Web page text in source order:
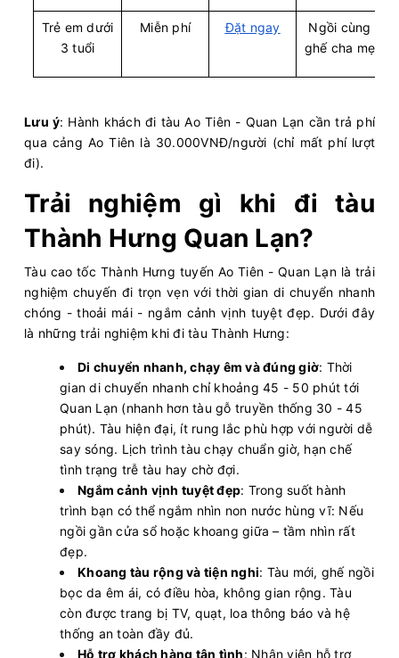
Trẻ em dưới
3 tuổi
Miễn phí Đặt ngay
Ngồi cùng
ghế cha mẹ
Lưu ý: Hành khách đi tàu Ao Tiên - Quan Lạn cần trả phí
qua cảng Ao Tiên là 30.000VNĐ/người (chỉ mất phí lượt
đi).
Trải nghiệm gì khi đi tàu
Thành Hưng Quan Lạn?
Tàu cao tốc Thành Hưng tuyến Ao Tiên - Quan Lạn là trải
nghiệm chuyến đi trọn vẹn với thời gian di chuyển nhanh
chóng - thoải mái - ngắm cảnh vịnh tuyệt đẹp. Dưới đây
là những trải nghiệm khi đi tàu Thành Hưng:
Di chuyển nhanh, chạy êm và đúng giờ: Thời
gian di chuyển nhanh chỉ khoảng 45 - 50 phút tới
Quan Lạn (nhanh hơn tàu gỗ truyền thống 30 - 45
phút). Tàu hiện đại, ít rung lắc phù hợp với người dễ
say sóng. Lịch trình tàu chạy chuẩn giờ, hạn chế
tình trạng trễ tàu hay chờ đợi.
Ngắm cảnh vịnh tuyệt đẹp: Trong suốt hành
trình bạn có thể ngắm nhìn non nước hùng vĩ: Nếu
ngồi gần cửa sổ hoặc khoang giữa – tầm nhìn rất
đẹp.
Khoang tàu rộng và tiện nghi: Tàu mới, ghế ngồi
bọc da êm ái, có điều hòa, không gian rộng. Tàu
còn được trang bị TV, quạt, loa thông báo và hệ
thống an toàn đầy đủ.
Hỗ trợ khách hàng tận tình: Nhân viên hỗ trợ